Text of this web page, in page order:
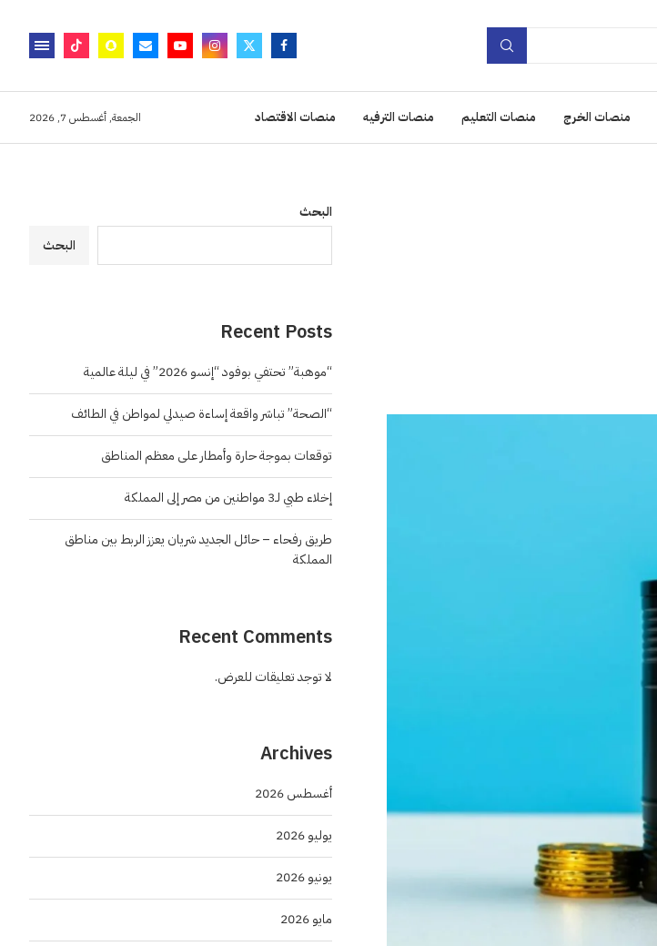
منصات الخرج منصات التعليم منصات الترفيه منصات الاقتصاد الجمعة, أغسطس 7, 2026
البحث
البحث
Recent Posts
“موهبة” تحتفي بوفود “إنسو 2026” في ليلة عالمية
“الصحة” تباشر واقعة إساءة صيدلي لمواطن في الطائف
توقعات بموجة حارة وأمطار على معظم المناطق
إخلاء طبي لـ3 مواطنين من مصر إلى المملكة
طريق رفحاء – حائل الجديد شريان يعزز الربط بين مناطق
المملكة
Recent Comments
لا توجد تعليقات للعرض.
Archives
أغسطس 2026
يوليو 2026
يونيو 2026
مايو 2026